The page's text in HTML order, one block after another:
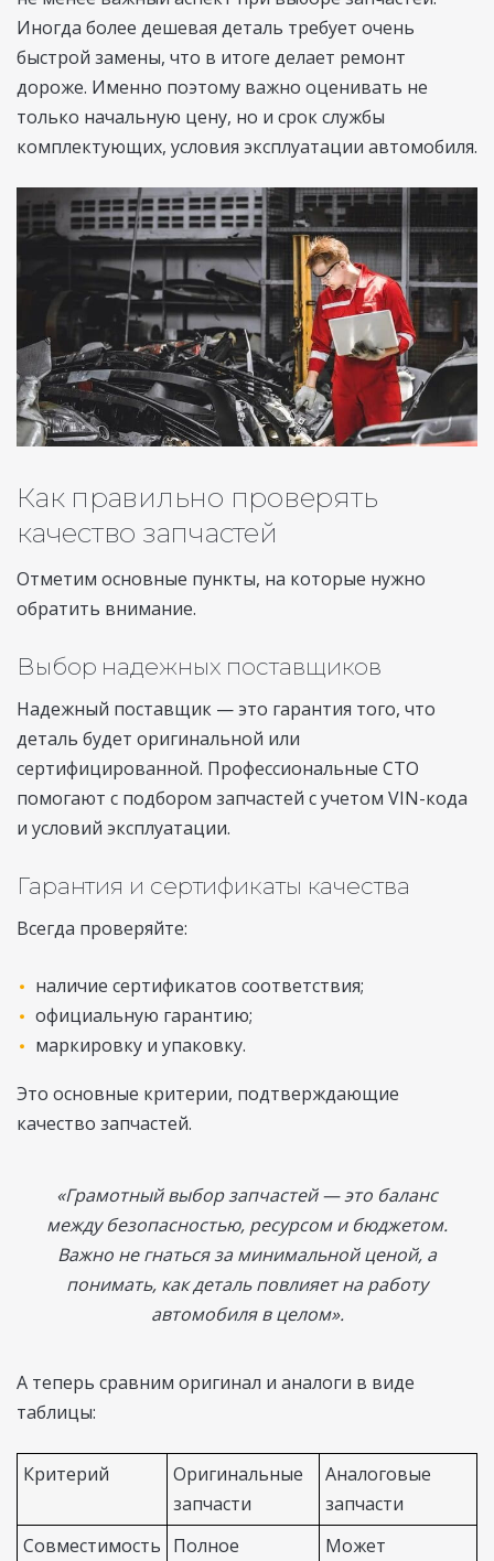
Иногда более дешевая деталь требует очень
быстрой замены, что в итоге делает ремонт
дороже. Именно поэтому важно оценивать не
только начальную цену, но и срок службы
комплектующих, условия эксплуатации автомобиля.
Как правильно проверять
качество запчастей
Отметим основные пункты, на которые нужно
обратить внимание.
Выбор надежных поставщиков
Надежный поставщик — это гарантия того, что
деталь будет оригинальной или
сертифицированной. Профессиональные СТО
помогают с подбором запчастей с учетом VIN-кода
и условий эксплуатации.
Гарантия и сертификаты качества
Всегда проверяйте:
наличие сертификатов соответствия;
официальную гарантию;
маркировку и упаковку.
Это основные критерии, подтверждающие
качество запчастей.
«Грамотный выбор запчастей — это баланс
между безопасностью, ресурсом и бюджетом.
Важно не гнаться за минимальной ценой, а
понимать, как деталь повлияет на работу
автомобиля в целом».
А теперь сравним оригинал и аналоги в виде
таблицы:
Критерий
Оригинальные
запчасти
Аналоговые
запчасти
Совместимость Полное
Может